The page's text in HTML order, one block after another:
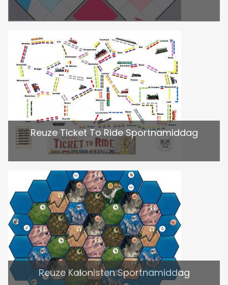
Reuze Ticket To Ride Sportnamiddag
Reuze Kolonisten Sportnamiddag